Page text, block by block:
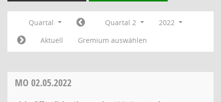
Quartal Quartal 2
2022
Aktuell
Gremium auswählen
MO 02.05.2022